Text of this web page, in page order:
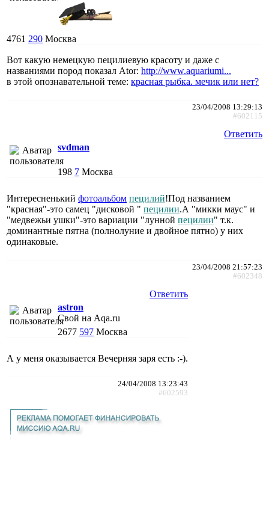
4761 290 Москва
Вот какую немецкую пецилиевую красоту и даже с
названиями пород показал Ator: http://www.aquariumi...
в этой опознавательной теме: красная рыбка. мечик или нет?
23/04/2008 13:29:13
#602115
Ответить
svdman
198 7 Москва
Интересненький фотоальбом пецилий!Под названием
"красная"-это самец "дисковой " пецилии.А "микки маус" и
"медвежьи ушки"-это вариации "лунной пецилии" т.к.
доминантные пятна (полнолуние и двойное пятно) у них
одинаковые.
23/04/2008 21:57:23
#602348
Ответить
astron
Свой на Aqa.ru
2677 597 Москва
А у меня оказывается Вечерняя заря есть :-).
24/04/2008 13:23:43
#602593